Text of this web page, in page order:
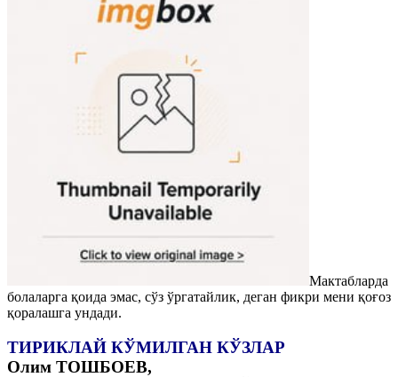
Мактабларда
болаларга қоида эмас, сўз ўргатайлик, деган фикри мени қоғоз
қоралашга ундади.
ТИРИКЛАЙ КЎМИЛГАН КЎЗЛАР
Олим ТОШБОЕВ,